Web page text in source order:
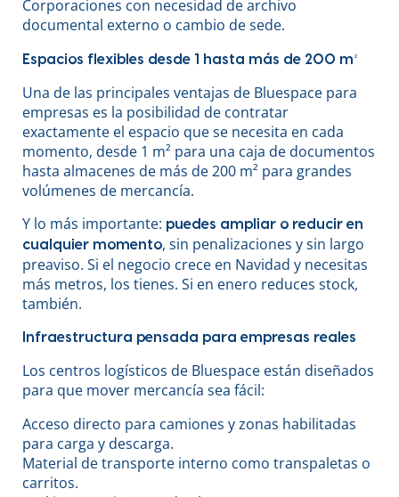
Corporaciones con necesidad de archivo
documental externo o cambio de sede.
Espacios flexibles desde 1 hasta más de 200 m²
Una de las principales ventajas de Bluespace para
empresas es la posibilidad de contratar
exactamente el espacio que se necesita en cada
momento, desde 1 m² para una caja de documentos
hasta almacenes de más de 200 m² para grandes
volúmenes de mercancía.
Y lo más importante: puedes ampliar o reducir en
cualquier momento, sin penalizaciones y sin largo
preaviso. Si el negocio crece en Navidad y necesitas
más metros, los tienes. Si en enero reduces stock,
también.
Infraestructura pensada para empresas reales
Los centros logísticos de Bluespace están diseñados
para que mover mercancía sea fácil:
Acceso directo para camiones y zonas habilitadas
para carga y descarga.
Material de transporte interno como transpaletas o
carritos.